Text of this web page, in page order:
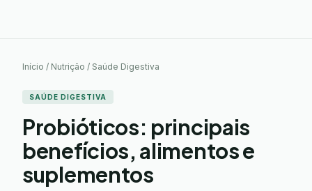
Início / Nutrição / Saúde Digestiva
SAÚDE DIGESTIVA
Probióticos: principais
benefícios, alimentos e
suplementos